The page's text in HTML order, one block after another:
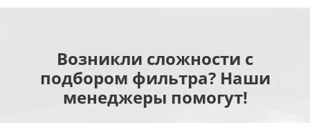
Возникли сложности с
подбором фильтра? Наши
менеджеры помогут!